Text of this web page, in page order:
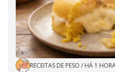
RECEITAS DE PESO / HÁ 1